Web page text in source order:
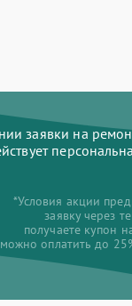
заявки на
*Условия акции
заявку через
получаете купон
можно оплатить до